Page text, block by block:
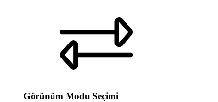
Görünüm Modu Seçimi